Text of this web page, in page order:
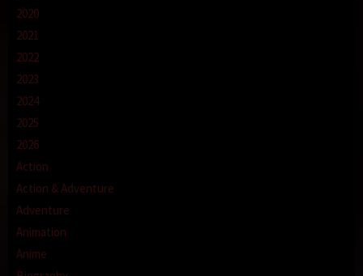
2020
2021
2022
2023
2024
2025
2026
Action
Action & Adventure
Adventure
Animation
Anime